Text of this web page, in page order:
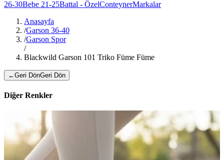
26-30Bebe 21-25Battal - ÖzelConteynerMarkalar
Anasayfa
/Garson 36-40
/Garson Spor
/
Blackwild Garson 101 Triko Füme Füme
←Geri DönGeri Dön
Diğer Renkler